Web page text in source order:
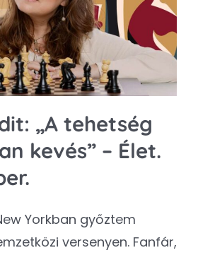
„A tehetség
kevés” – Élet.
Yorkban győztem
versenyen. Fanfár,